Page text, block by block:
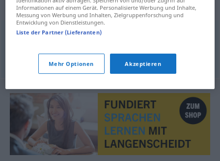
Synonyme für "alineat"
Informationen auf einem Gerät. Personalisierte Werbung und Inhalte,
Messung von Werbung und Inhalten, Zielgruppenforschung und
Entwicklung von Dienstleistungen.
Liste der Partner (Lieferanten)
Mehr Optionen Akzeptieren